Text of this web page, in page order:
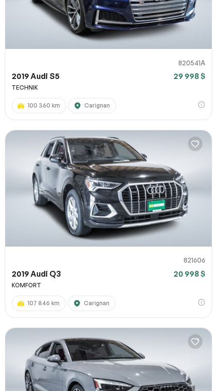
820541A
2019 Audi S5 29 998 $
TECHNIK
100 360 km Carignan
821606
2019 Audi Q3 20 998 $
KOMFORT
107 846 km Carignan